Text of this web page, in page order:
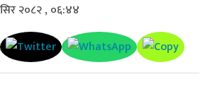
२०८२ , ०६:४४